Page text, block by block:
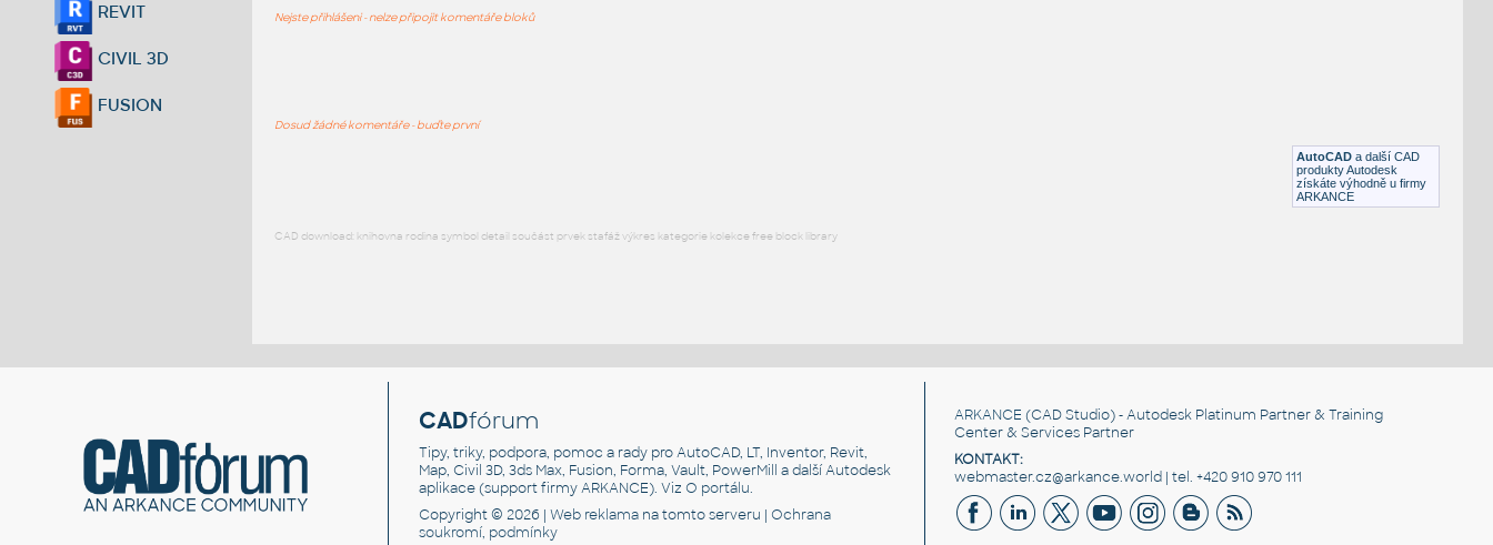
REVIT
CIVIL 3D
FUSION
AutoCAD a další CAD
produkty Autodesk
získáte výhodně u firmy
ARKANCE
Nejste přihlášeni - nelze připojit komentáře bloků
Dosud žádné komentáře - buďte první
CAD download: knihovna rodina symbol detail součást prvek stafáž výkres kategorie kolekce free block library
CADfórum
Tipy, triky, podpora, pomoc a rady pro AutoCAD, LT, Inventor, Revit,
Map, Civil 3D, 3ds Max, Fusion, Forma, Vault, PowerMill a další Autodesk
aplikace (support firmy ARKANCE). VizO portálu.
Copyright © 2026 |Web reklama na tomto serveru |Ochrana
soukromí, podmínky
ARKANCE (CAD Studio) - Autodesk Platinum Partner & Training
Center & Services Partner
KONTAKT:
webmaster.cz@arkance.world | tel. +420 910 970 111